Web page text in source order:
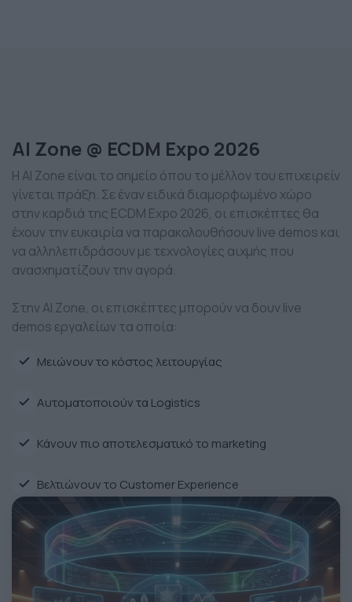
AI Zone @ ECDM Expo 2026
Η AI Zone είναι το σημείο όπου το μέλλον του επιχειρείν
γίνεται πράξη. Σε έναν ειδικά διαμορφωμένο χώρο
στην καρδιά της ECDM Expo 2026, οι επισκέπτες θα
έχουν την ευκαιρία να παρακολουθήσουν live demos και
να αλληλεπιδράσουν με τεχνολογίες αιχμής που
ανασχηματίζουν την αγορά.
Στην AI Zone, οι επισκέπτες μπορούν να δουν live
demos εργαλείων τα οποία:
Μειώνουν το κόστος λειτουργίας
Αυτοματοποιούν τα Logistics
Κάνουν πιο αποτελεσματικό το marketing
Βελτιώνουν το Customer Experience